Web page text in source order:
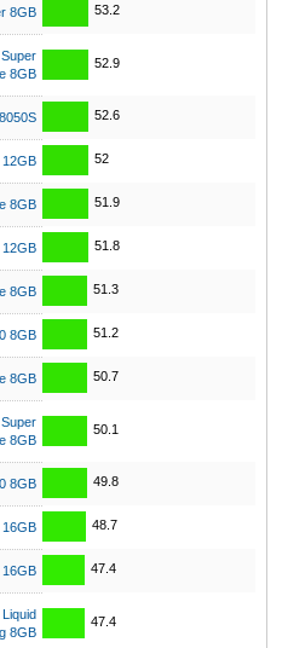
8GB 53.2
8GB
52.9
52.6
52
8GB 51.9
12GB 51.8
8GB 51.3
8GB 51.2
8GB 50.7
8GB
50.1
8GB 49.8
16GB 48.7
16GB 47.4
8GB
47.4